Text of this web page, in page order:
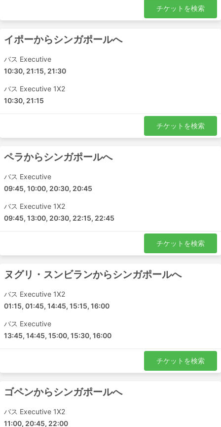
チケットを検索
イポーからシンガポールへ
バス Executive
10:30, 21:15, 21:30
バス Executive 1X2
10:30, 21:15
チケットを検索
ペラからシンガポールへ
バス Executive
09:45, 10:00, 20:30, 20:45
バス Executive 1X2
09:45, 13:00, 20:30, 22:15, 22:45
チケットを検索
ヌグリ・スンビランからシンガポールへ
バス Executive 1X2
01:15, 01:45, 14:45, 15:15, 16:00
バス Executive
13:45, 14:45, 15:00, 15:30, 16:00
チケットを検索
ゴペンからシンガポールへ
バス Executive 1X2
11:00, 20:45, 22:00